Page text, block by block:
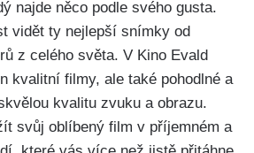
najde něco podle svého gusta.
vidět ty nejlepší snímky od
z celého světa. V Kino Evald
kvalitní filmy, ale také pohodlné a
kvalitu zvuku a obrazu.
svůj oblíbený film v příjemném a